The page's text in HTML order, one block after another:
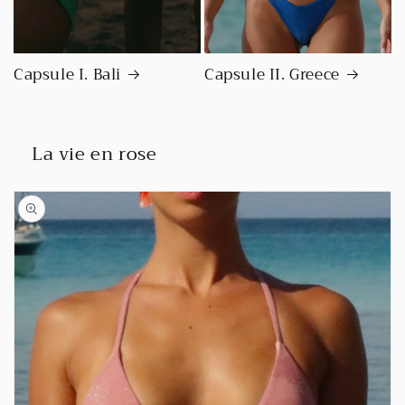
Capsule I. Bali Capsule II. Greece
La vie en rose
Passer aux
informations
produits